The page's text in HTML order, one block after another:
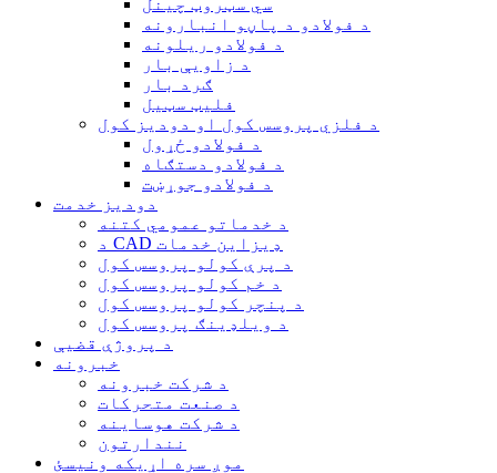
سي سټروټ چینل
د فولادو د پاڼو انبارونه
د فولادو ریلونه
د زاویې بار
ګرد بار
فلیټ سټیل
د فلزي پروسس کول او دودیز کول
د فولادو ځړول
د فولادو دستګاه
د فولادو جوړښت
دودیز خدمت
د خدماتو عمومي کتنه
د CAD ډیزاین خدمات
د پرې کولو پروسس کول
د خم کولو پروسس کول
د پنچر کولو پروسس کول
د ویلډینګ پروسس کول
د پروژې قضیې
خبرونه
د شرکت خبرونه
د صنعت متحرکات
د شرکت هوساینه
نندارتون
موږ سره اړیکه ونیسئ